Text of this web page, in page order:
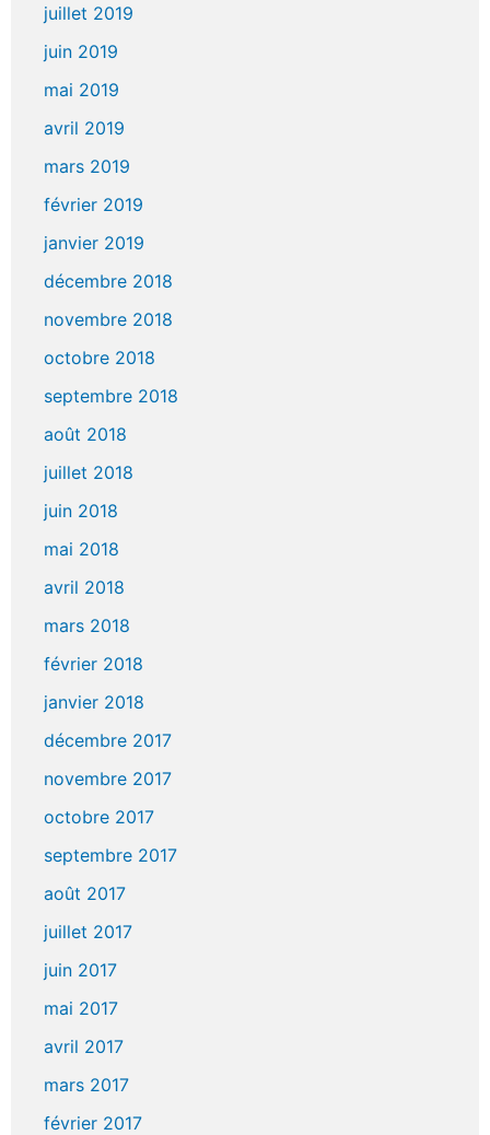
juillet 2019
juin 2019
mai 2019
avril 2019
mars 2019
février 2019
janvier 2019
décembre 2018
novembre 2018
octobre 2018
septembre 2018
août 2018
juillet 2018
juin 2018
mai 2018
avril 2018
mars 2018
février 2018
janvier 2018
décembre 2017
novembre 2017
octobre 2017
septembre 2017
août 2017
juillet 2017
juin 2017
mai 2017
avril 2017
mars 2017
février 2017